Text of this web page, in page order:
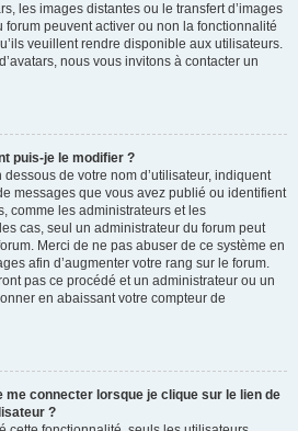
les images distantes ou le transfert d’images
forum peuvent activer ou non la fonctionnalité
veuillent rendre disponible aux utilisateurs.
nous vous invitons à contacter un
puis-je le modifier ?
de votre nom d’utilisateur, indiquent
messages que vous avez publié ou identifient
comme les administrateurs et les
cas, seul un administrateur du forum peut
Merci de ne pas abuser de ce système en
afin d’augmenter votre rang sur le forum.
pas ce procédé et un administrateur ou un
en abaissant votre compteur de
me connecter lorsque je clique sur le lien de
?